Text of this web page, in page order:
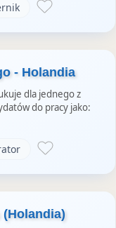
- Holandia
dla jednego z
do pracy jako:
(Holandia)